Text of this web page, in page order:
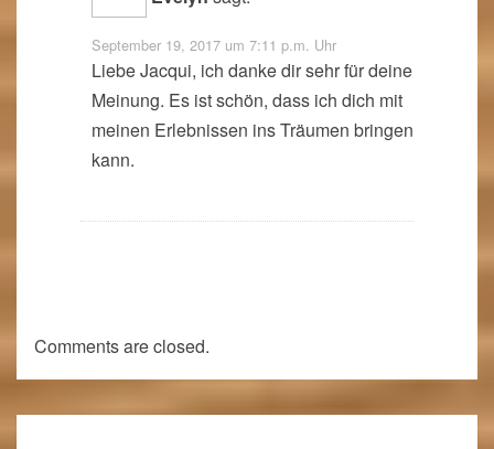
September 19, 2017 um 7:11 p.m. Uhr
Liebe Jacqui, ich danke dir sehr für deine
Meinung. Es ist schön, dass ich dich mit
meinen Erlebnissen ins Träumen bringen
kann.
Comments are closed.